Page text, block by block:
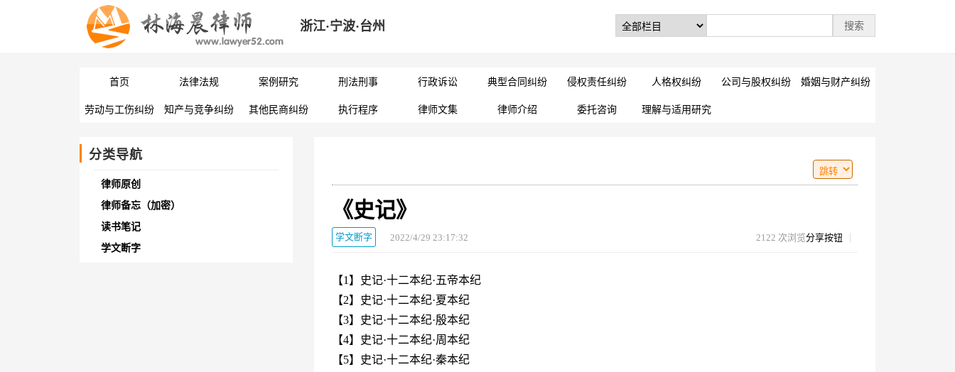
浙江·宁波·台州
首页 法律法规 案例研究 刑法刑事 行政诉讼 典型合同纠纷 侵权责任纠纷 人格权纠纷 公司与股权纠纷 婚姻与财产纠纷
劳动与工伤纠纷 知产与竞争纠纷 其他民商纠纷 执行程序 律师文集 律师介绍 委托咨询 理解与适用研究
《史记》
学文断字 2022/4/29 23:17:32 2122 次浏览分享按钮
【1】史记·十二本纪·五帝本纪
【2】史记·十二本纪·夏本纪
【3】史记·十二本纪·殷本纪
【4】史记·十二本纪·周本纪
【5】史记·十二本纪·秦本纪
分类导航
律师原创
律师备忘（加密）
读书笔记
学文断字